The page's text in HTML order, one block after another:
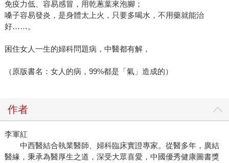
免疫力低、容易感冒，用乾蔥葉來泡腳；
嗓子容易發炎，是身體太上火，只要多喝水，不用藥就能治
好……。
困住女人一生的婦科問題病，中醫都有解，
（原版書名：女人的病，99%都是「氣」造成的）
作者
李軍紅
中西醫結合執業醫師、婦科臨床實證專家。從醫多年，廣結
醫緣，秉承為醫厚生之道，深受大眾喜愛，中國優秀健康圖書獎